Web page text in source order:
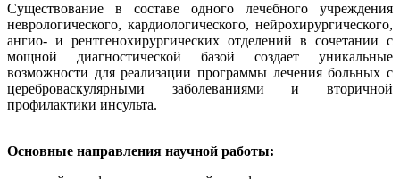
Существование в составе одного лечебного учреждения
неврологического, кардиологического, нейрохирургического,
ангио- и рентгенохирургических отделений в сочетании с
мощной диагностической базой создает уникальные
возможности для реализации программы лечения больных с
цереброваскулярными заболеваниями и вторичной
профилактики инсульта.
Основные направления научной работы: